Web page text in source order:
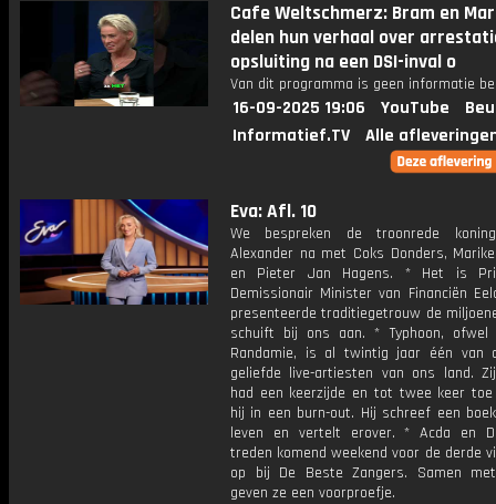
Cafe Weltschmerz: Bram en
delen hun verhaal over
opsluiting na een DSI-inval o
Van dit programma is geen informatie
16-09-2025 19:06 YouTube
Informatief.TV
Alle
Eva: Afl. 10
We bespreken de troonrede
Alexander na met Coks Donders,
en Pieter Jan Hagens. * Het is
Demissionair Minister van Financiën
presenteerde traditiegetrouw de
schuift bij ons aan. * Typhoon, ofwel
Randamie, is al twintig jaar één van
geliefde live-artiesten van ons land.
had een keerzijde en tot twee keer toe
hij in een burn-out. Hij schreef een
leven en vertelt erover. * Acda en
treden komend weekend voor de derde
op bij De Beste Zangers. Samen met
geven ze een voorproefje.